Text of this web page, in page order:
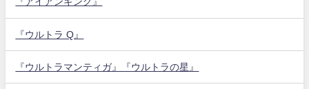
『ウルトラ Q』
『ウルトラマンティガ』『ウルトラの星』